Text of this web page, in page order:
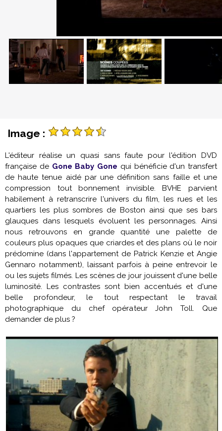
Image :
L'éditeur réalise un quasi sans faute pour l'édition DVD
française de Gone Baby Gone qui bénéficie d'un transfert
de haute tenue aidé par une définition sans faille et une
compression tout bonnement invisible. BVHE parvient
habilement à retranscrire l'univers du film, les rues et les
quartiers les plus sombres de Boston ainsi que ses bars
glauques dans lesquels évoluent les personnages. Ainsi
nous retrouvons en grande quantité une palette de
couleurs plus opaques que criardes et des plans où le noir
prédomine (dans l'appartement de Patrick Kenzie et Angie
Gennaro notamment), laissant parfois à peine entrevoir le
ou les sujets filmés. Les scènes de jour jouissent d'une belle
luminosité. Les contrastes sont bien accentués et d'une
belle profondeur, le tout respectant le travail
photographique du chef opérateur John Toll. Que
demander de plus ?